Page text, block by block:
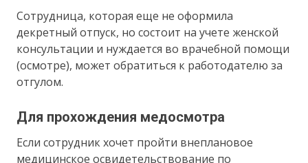
Сотрудница, которая еще не оформила
декретный отпуск, но состоит на учете женской
консультации и нуждается во врачебной помощи
(осмотре), может обратиться к работодателю за
отгулом.
Для прохождения медосмотра
Если сотрудник хочет пройти внеплановое
медицинское освидетельствование по